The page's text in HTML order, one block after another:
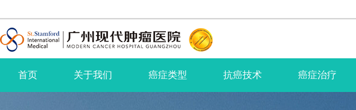
首页 关于我们 癌症类型 抗癌技术 癌症治疗